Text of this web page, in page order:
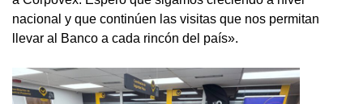
nacional y que continúen las visitas que nos permitan
llevar al Banco a cada rincón del país».